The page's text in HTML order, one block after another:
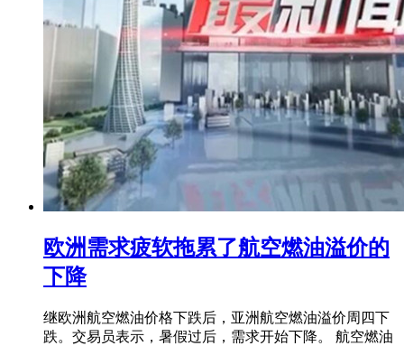
欧洲需求疲软拖累了航空燃油溢价的
下降
继欧洲航空燃油价格下跌后，亚洲航空燃油溢价周四下
跌。交易员表示，暑假过后，需求开始下降。 航空燃油